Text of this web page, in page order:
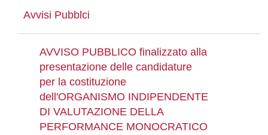
Avvisi Pubblci
AVVISO PUBBLICO finalizzato alla
presentazione delle candidature
per la costituzione
dell'ORGANISMO INDIPENDENTE
DI VALUTAZIONE DELLA
PERFORMANCE MONOCRATICO